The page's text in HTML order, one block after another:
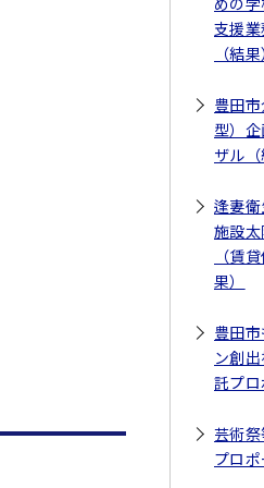
支援
（結果
豊田
型）
ザル（
逢妻
施設
（賃
果）
豊田
ン創
託プロ
芸術
プロポ